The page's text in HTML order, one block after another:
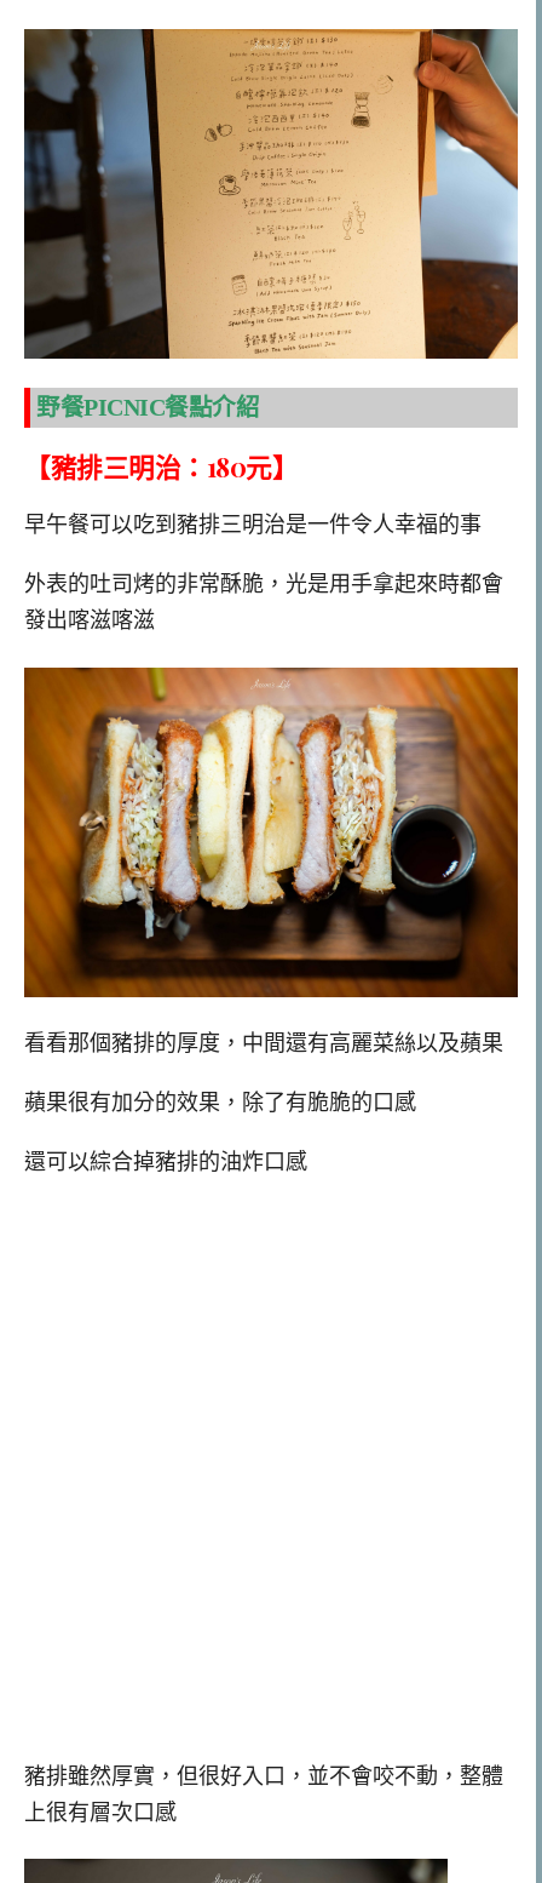
野餐PICNIC餐點介紹
【豬排三明治：180元】
早午餐可以吃到豬排三明治是一件令人幸福的事
外表的吐司烤的非常酥脆，光是用手拿起來時都會
發出喀滋喀滋
看看那個豬排的厚度，中間還有高麗菜絲以及蘋果
蘋果很有加分的效果，除了有脆脆的口感
還可以綜合掉豬排的油炸口感
豬排雖然厚實，但很好入口，並不會咬不動，整體
上很有層次口感